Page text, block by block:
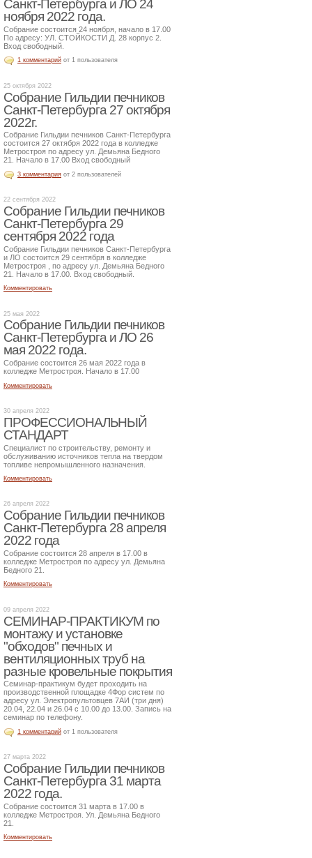
Санкт-Петербурга и ЛО 24
ноября 2022 года.
Собрание состоится 24 ноября, начало в 17.00
По адресу: УЛ. СТОЙКОСТИ Д. 28 корпус 2.
Вход свободный.
1 комментарий от 1 пользователя
25 октября 2022
Собрание Гильдии печников
Санкт-Петербурга 27 октября
2022г.
Собрание Гильдии печников Санкт-Петербурга
состоится 27 октября 2022 года в колледже
Метростроя по адресу ул. Демьяна Бедного
21. Начало в 17.00 Вход свободный
3 комментария от 2 пользователей
22 сентября 2022
Собрание Гильдии печников
Санкт-Петербурга 29
сентября 2022 года
Собрание Гильдии печников Санкт-Петербурга
и ЛО состоится 29 сентября в колледже
Метростроя , по адресу ул. Демьяна Бедного
21. Начало в 17.00. Вход свободный.
Комментировать
25 мая 2022
Собрание Гильдии печников
Санкт-Петербурга и ЛО 26
мая 2022 года.
Собрание состоится 26 мая 2022 года в
колледже Метростроя. Начало в 17.00
Комментировать
30 апреля 2022
ПРОФЕССИОНАЛЬНЫЙ
СТАНДАРТ
Специалист по строительству, ремонту и
обслуживанию источников тепла на твердом
топливе непромышленного назначения.
Комментировать
26 апреля 2022
Собрание Гильдии печников
Санкт-Петербурга 28 апреля
2022 года
Собрание состоится 28 апреля в 17.00 в
колледже Метростроя по адресу ул. Демьяна
Бедного 21.
Комментировать
09 апреля 2022
СЕМИНАР-ПРАКТИКУМ по
монтажу и установке
"обходов" печных и
вентиляционных труб на
разные кровельные покрытия
Семинар-практикум будет проходить на
производственной площадке 4Фор систем по
адресу ул. Электропультовцев 7АИ (три дня)
20.04, 22.04 и 26.04 с 10.00 до 13.00. Запись на
семинар по телефону.
1 комментарий от 1 пользователя
27 марта 2022
Собрание Гильдии печников
Санкт-Петербурга 31 марта
2022 года.
Собрание состоится 31 марта в 17.00 в
колледже Метростроя. Ул. Демьяна Бедного
21.
Комментировать